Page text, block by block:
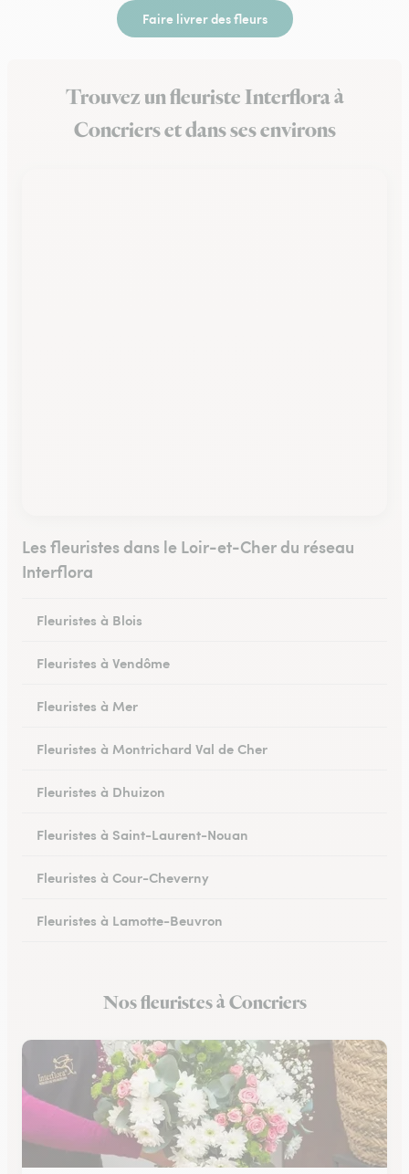
Faire livrer des fleurs
Trouvez un fleuriste Interflora à
Concriers et dans ses environs
Les fleuristes dans le Loir-et-Cher du réseau
Interflora
Fleuristes à Blois
Fleuristes à Vendôme
Fleuristes à Mer
Fleuristes à Montrichard Val de Cher
Fleuristes à Dhuizon
Fleuristes à Saint-Laurent-Nouan
Fleuristes à Cour-Cheverny
Fleuristes à Lamotte-Beuvron
Fleuristes à Romorantin-Lanthenay
Nos fleuristes à Concriers